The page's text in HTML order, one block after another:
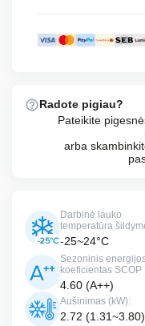
€5,866.00.
Radote pigiau?
Pateikite
arba
Darbinė lauko
temperatūra
-25~24°C
Sezoninis
koeficientas SCOP
4.60 (A++)
Aušinimas (kW):
2.72 (1.31~3.80)